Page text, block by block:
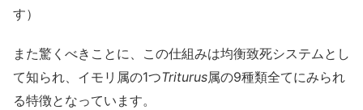
す）
また驚くべきことに、この仕組みは均衡致死システムとし
て知られ、イモリ属の1つTriturus属の9種類全てにみられ
る特徴となっています。